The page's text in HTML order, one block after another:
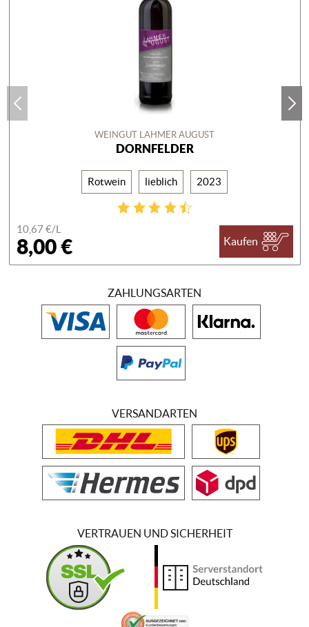
WEINGUT LAHMER AUGUST
DORNFELDER
Rotwein lieblich 2023
10,67 €/L
8,00 € Kaufen
ZAHLUNGSARTEN
VERSANDARTEN
VERTRAUEN UND SICHERHEIT